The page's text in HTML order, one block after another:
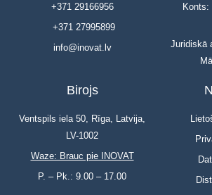
+371 29166956
+371 27995899
info@inovat.lv
Konts:
Juridiskā
Birojs
Ventspils iela 50, Rīga, Latvija,
LV-1002
Waze: Brauc pie INOVAT
P. – Pk.: 9.00 – 17.00